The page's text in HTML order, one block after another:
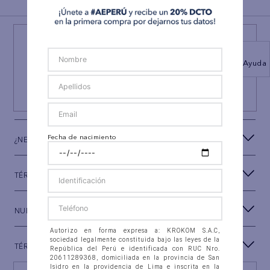
Ayuda
¿NECESITAS AYUDA?
TÉRMINOS Y CONDICIONES
NUESTRA MARCA
TÉRMINOS LEGALES
Fecha de nacimiento
Autorizo en forma expresa a: KROKOM S.A.C,
sociedad legalmente constituida bajo las leyes de la
República del Perú e identificada con RUC Nro.
20611289368, domiciliada en la provincia de San
Isidro en la providencia de Lima e inscrita en la